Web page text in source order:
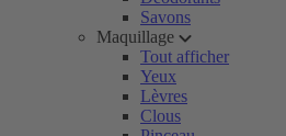
Savons
Maquillage
Tout afficher
Yeux
Lèvres
Clous